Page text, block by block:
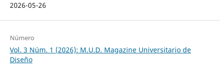
2026-05-26
Número
Vol. 3 Núm. 1 (2026): M.U.D. Magazine Universitario de
Diseño